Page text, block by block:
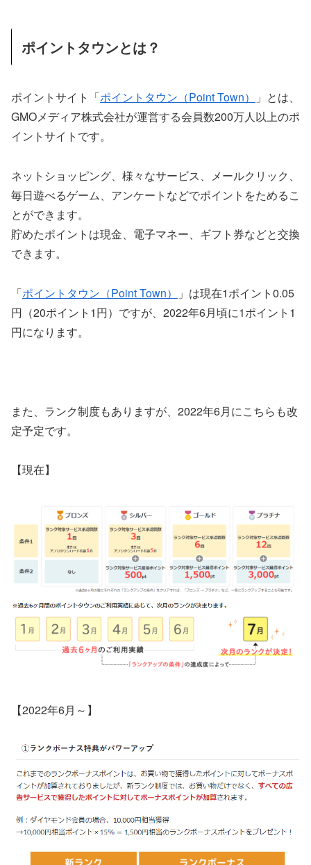
ポイントタウンとは？
ポイントサイト「ポイントタウン（Point Town）
」とは、
GMOメディア株式会社が運営する会員数200万人以上のポ
イントサイトです。
ネットショッピング、様々なサービス、メールクリック、
毎日遊べるゲーム、アンケートなどでポイントをためるこ
とができます。
貯めたポイントは現金、電子マネー、ギフト券などと交換
できます。
「ポイントタウン（Point Town）
」は現在1ポイント0.05
円（20ポイント1円）ですが、2022年6月頃に1ポイント1
円になります。
また、ランク制度もありますが、2022年6月にこちらも改
定予定です。
【現在】
【2022年6月～】